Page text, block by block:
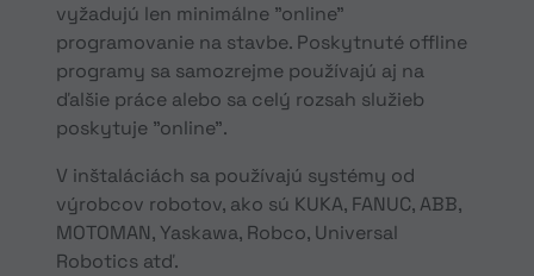
vyžadujú len minimálne "online"
programovanie na stavbe. Poskytnuté offline
programy sa samozrejme používajú aj na
ďalšie práce alebo sa celý rozsah služieb
poskytuje "online".
V inštaláciách sa používajú systémy od
výrobcov robotov, ako sú KUKA, FANUC, ABB,
MOTOMAN, Yaskawa, Robco, Universal
Robotics atď.